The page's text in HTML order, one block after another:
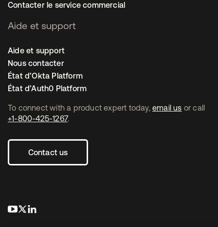
To connect with a product expert today, email us or call
+1-800-425-1267.
Contact us
s’ouvre dans un nouvel onglet
s’ouvre dans un nouvel onglet
Contacter le service commercial
Aide et support
Aide et support
Nous contacter
État d’Okta Platform
État d’Auth0 Platform